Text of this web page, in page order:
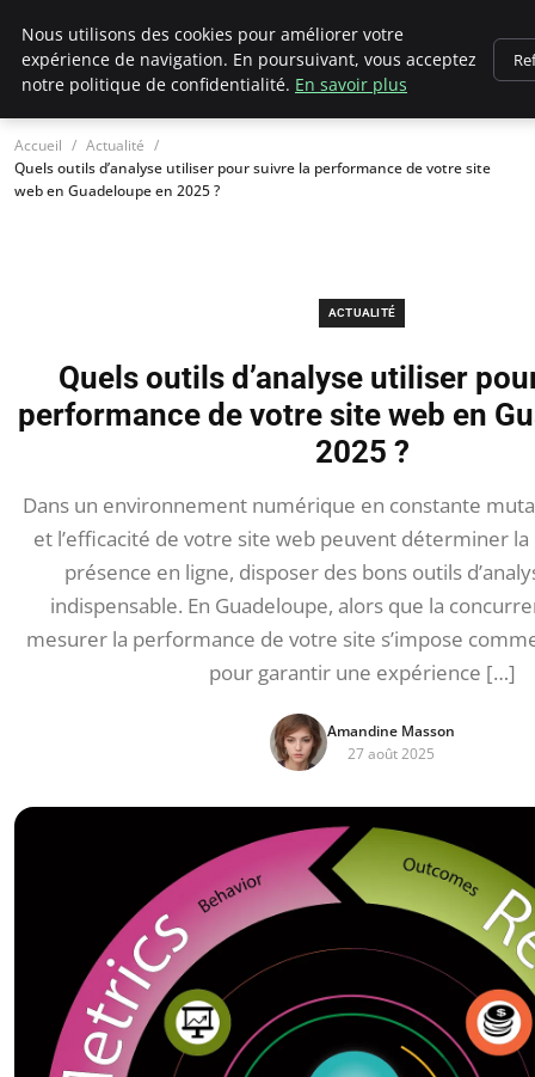
Chasseur De Tête
Accueil
Actualité
Quels outils d’analyse utiliser pour suivre la performance de votre site
web en Guadeloupe en 2025 ?
ACTUALITÉ
Quels outils d’analyse utiliser
performance de votre site web en
2025 ?
Dans un environnement numérique en constante
et l’efficacité de votre site web peuvent déterminer
présence en ligne, disposer des bons outils
indispensable. En Guadeloupe, alors que la
mesurer la performance de votre site s’impose
pour garantir une expérience […]
Amandine Masson
27 août 2025
Nous utilisons des cookies pour améliorer votre
expérience de navigation. En poursuivant, vous acceptez
notre politique de confidentialité. En savoir plus